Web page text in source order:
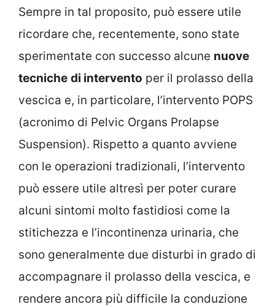
Sempre in tal proposito, può essere utile
ricordare che, recentemente, sono state
sperimentate con successo alcune nuove
tecniche di intervento per il prolasso della
vescica e, in particolare, l’intervento POPS
(acronimo di Pelvic Organs Prolapse
Suspension). Rispetto a quanto avviene
con le operazioni tradizionali, l’intervento
può essere utile altresì per poter curare
alcuni sintomi molto fastidiosi come la
stitichezza e l’incontinenza urinaria, che
sono generalmente due disturbi in grado di
accompagnare il prolasso della vescica, e
rendere ancora più difficile la conduzione